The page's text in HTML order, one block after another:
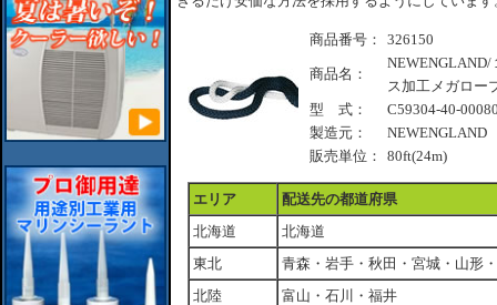
商品番号： 326150
商品名：
ス加工メガロー
型 式：
C59304-40-
製造元：
NEWENGLAND
販売単位：
80ft(24m)
エリア
配送先の都道府県
北海道
北海道
東北
青森・岩手・秋田・宮城・山形
北陸
富山・石川・福井